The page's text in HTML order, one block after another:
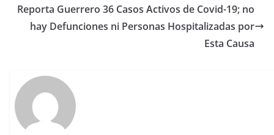
Reporta Guerrero 36 Casos Activos de Covid-19; no
hay Defunciones ni Personas Hospitalizadas por
Esta Causa